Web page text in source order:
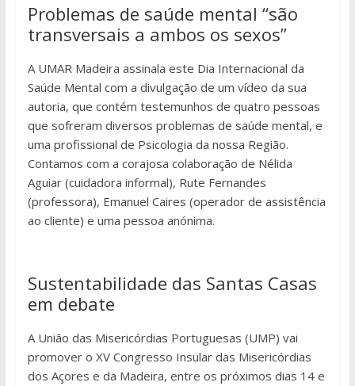
Problemas de saúde mental “são
transversais a ambos os sexos”
A UMAR Madeira assinala este Dia Internacional da
Saúde Mental com a divulgação de um vídeo da sua
autoria, que contém testemunhos de quatro pessoas
que sofreram diversos problemas de saúde mental, e
uma profissional de Psicologia da nossa Região.
Contamos com a corajosa colaboração de Nélida
Aguiar (cuidadora informal), Rute Fernandes
(professora), Emanuel Caires (operador de assistência
ao cliente) e uma pessoa anónima.
Sustentabilidade das Santas Casas
em debate
A União das Misericórdias Portuguesas (UMP) vai
promover o XV Congresso Insular das Misericórdias
dos Açores e da Madeira, entre os próximos dias 14 e